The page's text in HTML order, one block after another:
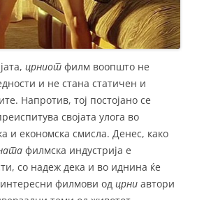
црниот филм воопшто не
и не стана статичен и
Напротив, тој постојано се
својата улога во
и економска смисла. Денес, како
филмска индустрија е
со надеж дека и во иднина ќе
филмови од црни автори